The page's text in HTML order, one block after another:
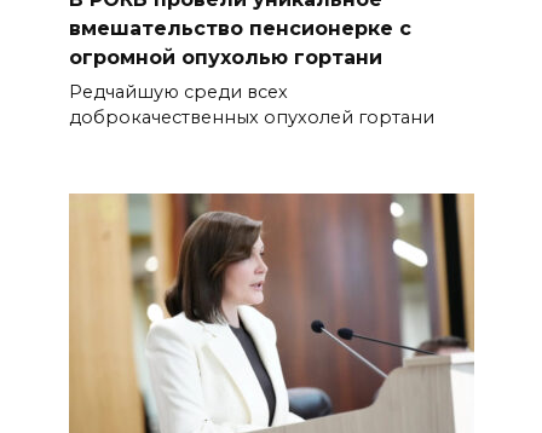
вмешательство пенсионерке с
огромной опухолью гортани
Редчайшую среди всех
доброкачественных опухолей гортани